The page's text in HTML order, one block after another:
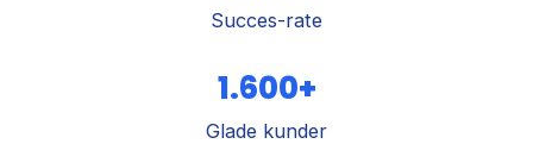
Succes-rate
1.600+
Glade kunder